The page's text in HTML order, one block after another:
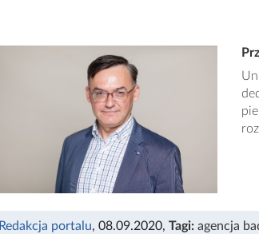
Redakcja portalu, 08.09.2020, Tagi: agencja